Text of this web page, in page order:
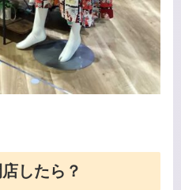
したら？